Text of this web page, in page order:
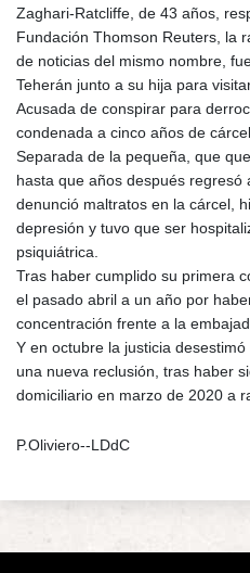
Zaghari-Ratcliffe, de 43 años,
Fundación Thomson Reuters, la
de noticias del mismo nombre,
Teherán junto a su hija para
Acusada de conspirar para
condenada a cinco años de cárcel.
Separada de la pequeña, que
hasta que años después
denunció maltratos en la cárcel,
depresión y tuvo que ser
psiquiátrica.
Tras haber cumplido su primera
el pasado abril a un año por
concentración frente a la
Y en octubre la justicia
una nueva reclusión, tras haber
domiciliario en marzo de 2020 a
P.Oliviero--LDdC